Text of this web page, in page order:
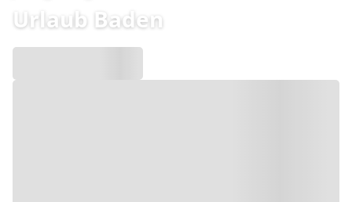
Urlaub Baden